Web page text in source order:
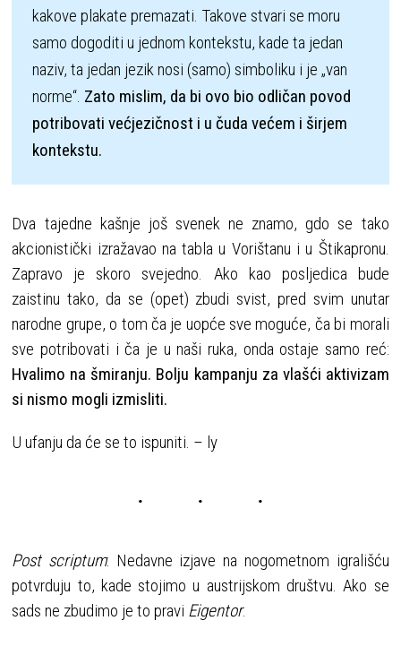
kakove plakate premazati. Takove stvari se moru
samo dogoditi u jednom kontekstu, kade ta jedan
naziv, ta jedan jezik nosi (samo) simboliku i je „van
norme“. Zato mislim, da bi ovo bio odličan povod
potribovati većjezičnost i u čuda većem i širjem
kontekstu.
Dva tajedne kašnje još svenek ne znamo, gdo se tako
akcionistički izražavao na tabla u Vorištanu i u Štikapronu.
Zapravo je skoro svejedno. Ako kao posljedica bude
zaistinu tako, da se (opet) zbudi svist, pred svim unutar
narodne grupe, o tom ča je uopće sve moguće, ča bi morali
sve potribovati i ča je u naši ruka, onda ostaje samo reć:
Hvalimo na šmiranju. Bolju kampanju za vlašći aktivizam
si nismo mogli izmisliti.
U ufanju da će se to ispuniti. – ly
Post scriptum: Nedavne izjave na nogometnom igrališću
potvrduju to, kade stojimo u austrijskom društvu. Ako se
sads ne zbudimo je to pravi Eigentor.